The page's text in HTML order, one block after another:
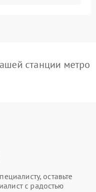
станции метро
оставьте
с радостью